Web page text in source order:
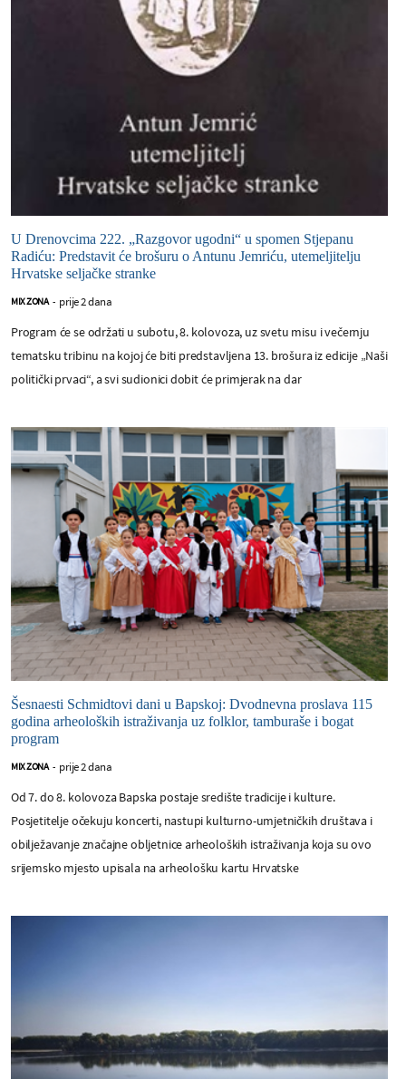
U Drenovcima 222. „Razgovor ugodni“ u spomen Stjepanu
Radiću: Predstavit će brošuru o Antunu Jemriću, utemeljitelju
Hrvatske seljačke stranke
MIX ZONA - prije 2 dana
Program će se održati u subotu, 8. kolovoza, uz svetu misu i večernju
tematsku tribinu na kojoj će biti predstavljena 13. brošura iz edicije „Naši
politički prvaci“, a svi sudionici dobit će primjerak na dar
Šesnaesti Schmidtovi dani u Bapskoj: Dvodnevna proslava 115
godina arheoloških istraživanja uz folklor, tamburaše i bogat
program
MIX ZONA - prije 2 dana
Od 7. do 8. kolovoza Bapska postaje središte tradicije i kulture.
Posjetitelje očekuju koncerti, nastupi kulturno-umjetničkih društava i
obilježavanje značajne obljetnice arheoloških istraživanja koja su ovo
srijemsko mjesto upisala na arheološku kartu Hrvatske